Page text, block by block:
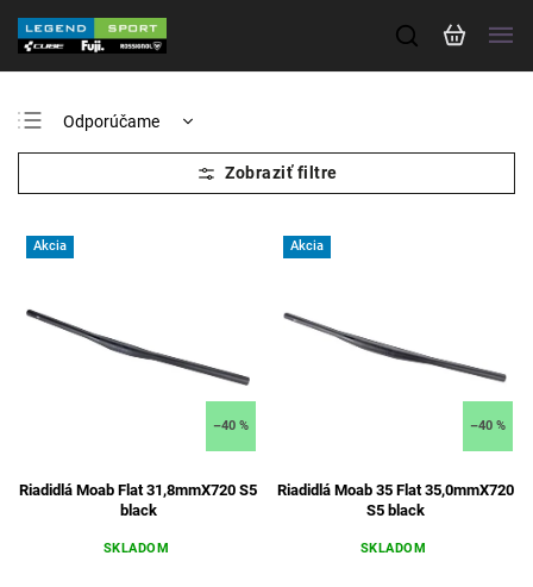
Odporúčame
Najlacnejšie
Najdrahšie
Najpredávanejšie
Akcia
–40 %
Riadidlá Moab Flat 31,8mmX720 S5
black
SKLADOM
Akcia
–40 %
Riadidlá Moab 35 Flat 35,0mmX720
S5 black
SKLADOM